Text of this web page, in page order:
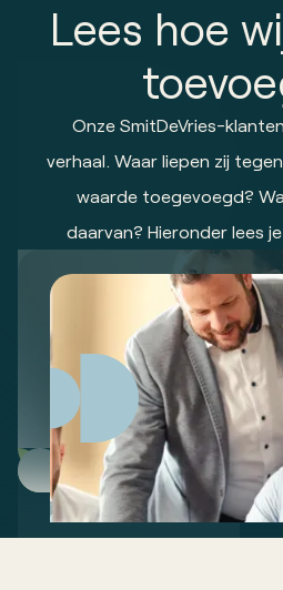
Lees hoe
Onze SmitDeVries-
verhaal. Waar liepen zij
waarde toegevoegd?
daarvan? Hieronder lees